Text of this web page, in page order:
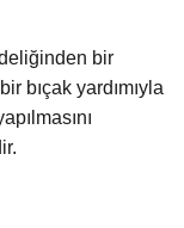
bir
bıçak yardımıyla